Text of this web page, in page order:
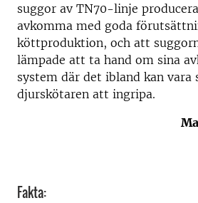
suggor av TN70-linje
avkomma med goda
köttproduktion, och att
lämpade att ta hand om sina
system där det ibland kan vara
djurskötaren att ingripa.
Fakta: